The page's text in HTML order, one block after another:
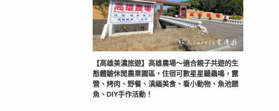
【高雄美濃旅遊】高雄農場〜適合親子共遊的生
態體驗休閒農業園區，住宿可數星星聽蟲鳴，露
營、烤肉、野餐、滇緬美食、看小動物、魚池餵
魚、DIY手作活動！